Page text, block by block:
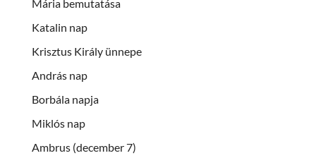
Mária bemutatása
Katalin nap
Krisztus Király ünnepe
András nap
Borbála napja
Miklós nap
Ambrus (december 7)